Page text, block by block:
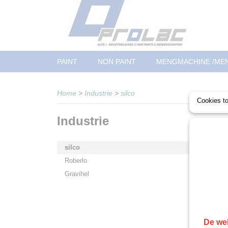
PAINT NON PAINT MENGMACHINE /
Home > Industrie > silco
Industrie
silco
Roberlo
Gravihel
Cookies
De